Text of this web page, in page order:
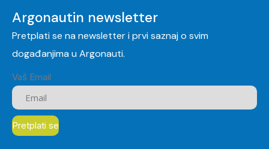
Argonautin newsletter
Pretplati se na newsletter i prvi saznaj o svim
događanjima u Argonauti.
Vaš Email